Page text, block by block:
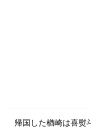
帰国した楢崎は喜熨